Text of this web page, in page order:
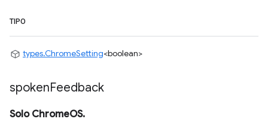
TIPO
types.ChromeSetting<boolean>
spokenFeedback
Solo ChromeOS.